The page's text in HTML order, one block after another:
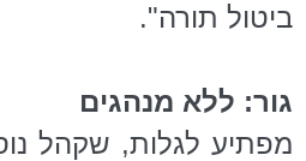
ביטול תורה".
גור: ללא מנהגים
מפתיע לגלות, שקהל